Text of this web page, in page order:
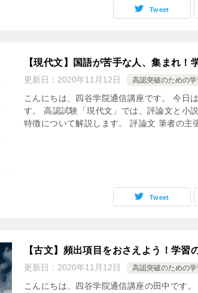
Tweet
【現代文】国語が苦手な人、集まれ！
更新日： 2020年11月12日 高認突破のための
こんにちは、四谷学院通信講座です。 今日
す。 高認試験「現代文」では、評論文と小
特徴について解説します。 評論文 筆者の
Tweet
【古文】頻出項目をおさえよう！学習
更新日： 2020年11月12日 高認突破のための
こんにちは、四谷学院通信講座の田中です